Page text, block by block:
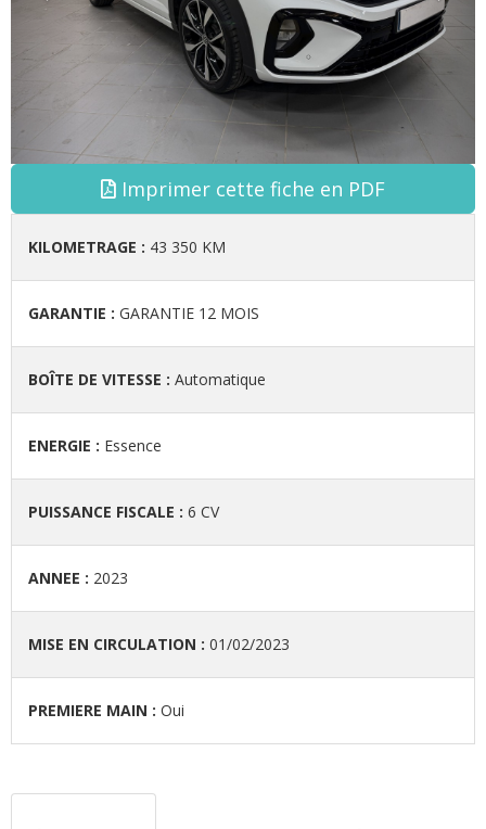
Imprimer cette fiche en PDF
KILOMETRAGE : 43 350 KM
GARANTIE : GARANTIE 12 MOIS
BOÎTE DE VITESSE : Automatique
ENERGIE : Essence
PUISSANCE FISCALE : 6 CV
ANNEE : 2023
MISE EN CIRCULATION : 01/02/2023
PREMIERE MAIN : Oui